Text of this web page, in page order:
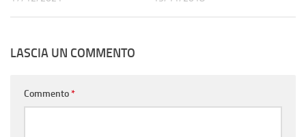
LASCIA UN COMMENTO
Commento*